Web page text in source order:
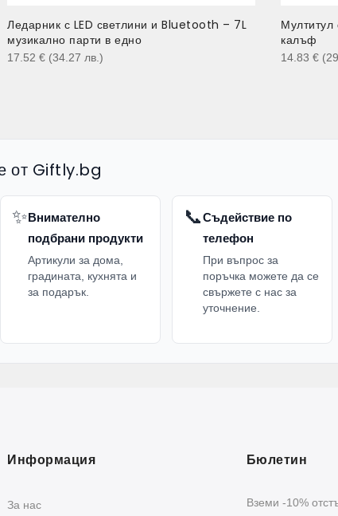
Ледарник с LED светлини и Bluetooth – 7L
музикално парти в едно
17.52 € (34.27 лв. )
Мултитул
калъф
14.83 €
от Giftly.bg
✨Внимателно
подбрани продукти
Артикули за дома,
градината, кухнята и
за подарък.
📞Съдействие по
телефон
При въпрос за
поръчка можете да се
свържете с нас за
уточнение.
Информация
За нас
Бюлетин
Вземи -10%